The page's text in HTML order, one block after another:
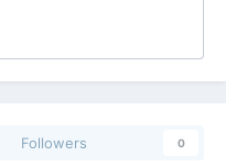
Followers 0